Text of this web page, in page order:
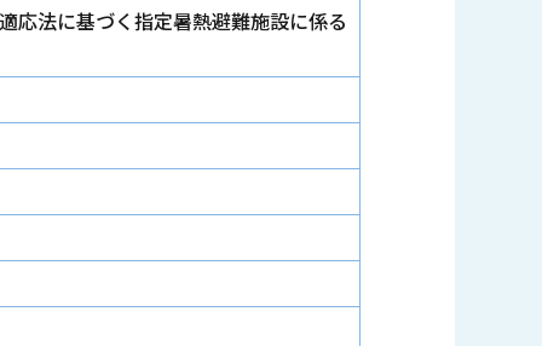
応法に基づく指定暑熱避難施設に係る